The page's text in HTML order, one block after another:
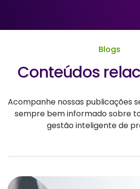
Blogs
Conteúdos
Acompanhe nossas publicações
sempre bem informado sobre
gestão inteligente de